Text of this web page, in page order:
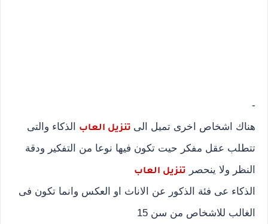
-
هناك اشخاص اخرى تميل الى تنزيل العاب الذكاء والتى
تتطلب عقل مفكر حيت تكون فيها نوعا من التفكير ودقة
النظر ولا ينحصر تنزيل العاب
الذكاء عى فئة الذكور عن الاناث او العكس وانما تكون فى
الغالب للاشخاص من سن 15